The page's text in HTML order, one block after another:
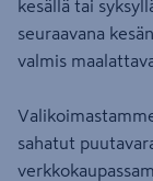
kesällä tai
seuraavana
valmis
sahatut